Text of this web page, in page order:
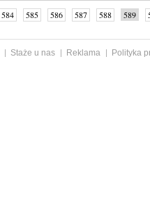
584 585 586 587 588 589
Staże u nas Reklama
Polityka